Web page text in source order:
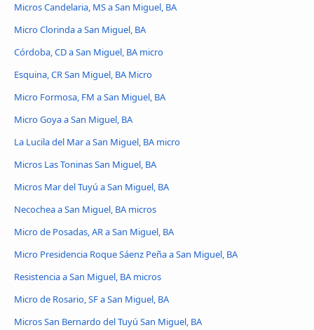
Micros Candelaria, MS a San Miguel, BA
Micro Clorinda a San Miguel, BA
Córdoba, CD a San Miguel, BA micro
Esquina, CR San Miguel, BA Micro
Micro Formosa, FM a San Miguel, BA
Micro Goya a San Miguel, BA
La Lucila del Mar a San Miguel, BA micro
Micros Las Toninas San Miguel, BA
Micros Mar del Tuyú a San Miguel, BA
Necochea a San Miguel, BA micros
Micro de Posadas, AR a San Miguel, BA
Micro Presidencia Roque Sáenz Peña a San Miguel, BA
Resistencia a San Miguel, BA micros
Micro de Rosario, SF a San Miguel, BA
Micros San Bernardo del Tuyú San Miguel, BA